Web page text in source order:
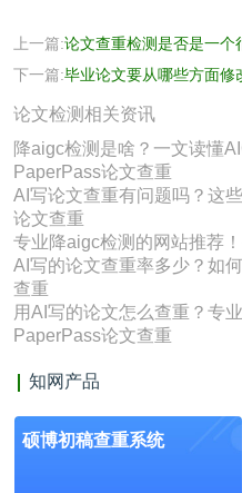
上一篇:论文查重检测是否是一个
下一篇:毕业论文要从哪些方面修
论文检测相关资讯
降aigc检测是啥？一文读懂
PaperPass论文查重
AI写论文查重有问题吗？这
论文查重
专业降aigc检测的网站推荐
AI写的论文查重率多少？如
查重
用AI写的论文怎么查重？专
PaperPass论文查重
知网产品
硕博初稿查重系统